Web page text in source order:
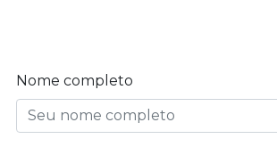
Nome completo